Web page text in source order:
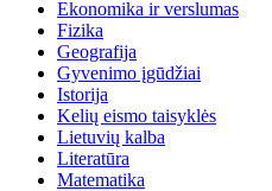
Ekonomika ir verslumas
Fizika
Geografija
Gyvenimo įgūdžiai
Istorija
Kelių eismo taisyklės
Lietuvių kalba
Literatūra
Matematika